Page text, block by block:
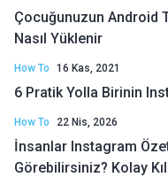
Çocuğunuzun Android
Nasıl Yüklenir
How To 16 Kas, 2021
6 Pratik Yolla Birinin
How To 22 Nis, 2026
İnsanlar Instagram
Görebilirsiniz? Kolay